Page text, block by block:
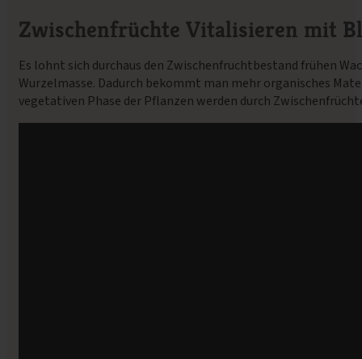
Zwischenfrüchte Vitalisieren mit
Es lohnt sich durchaus den Zwischenfruchtbestand frühen
Wurzelmasse. Dadurch bekommt man mehr organisches
vegetativen Phase der Pflanzen werden durch